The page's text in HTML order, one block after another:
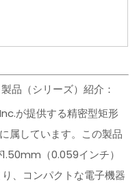
品（シリーズ）紹介：
が提供する精密型矩形
属しています。この製品
（0.059インチ）
、コンパクトな電子機器